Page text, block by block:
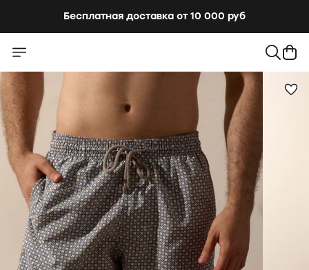
Бесплатная доставка от 10 000 руб